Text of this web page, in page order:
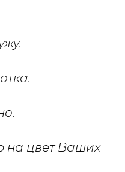
на цвет Ваших